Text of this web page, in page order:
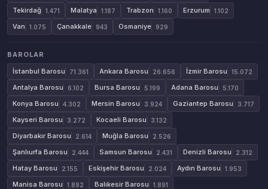
Tekirdağ 1.471 Malatya 1.187 Trabzon 1.160 Erzurum 1.102
Van 1.075 Çanakkale 943 Osmaniye 929
BAROLAR
İstanbul Barosu
71.361 Ankara Barosu 26.656 İzmir Barosu 15.072
Antalya Barosu 6.102 Bursa Barosu 5.199 Adana Barosu 5.170
Konya Barosu 4.302 Mersin Barosu 3.924 Gaziantep Barosu 3.717
Kayseri Barosu 3.272 Kocaeli Barosu 3.132
Diyarbakır Barosu 2.614 Muğla Barosu 2.526
Şanlıurfa Barosu 2.444 Samsun Barosu 2.431 Denizli Barosu 2.312
Hatay Barosu 2.155 Eskişehir Barosu 2.024 Aydın Barosu 1.953
Manisa Barosu 1.892 Balıkesir Barosu 1.891